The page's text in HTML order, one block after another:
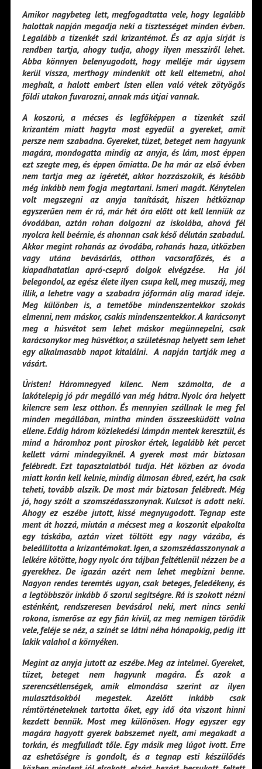
Amikor nagybeteg lett, megfogadtatta vele, hogy legalább
halottak napján megadja neki a tisztességet minden évben.
Legalább a tizenkét szál krizantémot. És az apja sírját is
rendben tartja, ahogy tudja, ahogy ilyen messziről lehet.
Abba könnyen belenyugodott, hogy melléje már úgysem
kerül vissza, merthogy mindenkit ott kell eltemetni, ahol
meghalt, a halott embert Isten ellen való vétek zötyögős
földi utakon fuvarozni, annak más útjai vannak.
A koszorú, a mécses és legfőképpen a tizenkét szál
krizantém miatt hagyta most egyedül a gyereket, amit
persze nem szabadna. Gyereket, tüzet, beteget nem hagyunk
magára, mondogatta mindig az anyja, és lám, most éppen
ezt szegte meg, és éppen őmiatta. De ha már az első évben
nem tartja meg az ígéretét, akkor hozzászokik, és később
még inkább nem fogja megtartani. Ismeri magát. Kénytelen
volt megszegni az anyja tanítását, hiszen hétköznap
egyszerűen nem ér rá, már hét óra előtt ott kell lenniük az
óvodában, aztán rohan dolgozni az iskolába, ahová fél
nyolcra kell beérnie, és ahonnan csak késő délután szabadul.
Akkor megint rohanás az óvodába, rohanás haza, útközben
vagy utána bevásárlás, otthon vacsorafőzés, és a
kiapadhatatlan apró-cseprő dolgok elvégzése. Ha jól
belegondol, az egész élete ilyen csupa kell, meg muszáj, meg
illik, a lehetre vagy a szabadra jóformán alig marad ideje.
Meg különben is, a temetőbe mindenszentekkor szokás
elmenni, nem máskor, csakis mindenszentekkor. A karácsonyt
meg a húsvétot sem lehet máskor megünnepelni, csak
karácsonykor meg húsvétkor, a születésnap helyett sem lehet
egy alkalmasabb napot kitalálni. A napján tartják meg a
vásárt.
Úristen! Háromnegyed kilenc. Nem számolta, de a
lakótelepig jó pár megálló van még hátra. Nyolc óra helyett
kilencre sem lesz otthon. És mennyien szállnak le meg fel
minden megállóban, mintha minden összeesküdött volna
ellene. Eddig három közlekedési lámpán mentek keresztül, és
mind a háromhoz pont piroskor értek, legalább két percet
kellett várni mindegyiknél. A gyerek most már biztosan
felébredt. Ezt tapasztalatból tudja. Hét közben az óvoda
miatt korán kell kelnie, mindig álmosan ébred, ezért, ha csak
teheti, tovább alszik. De most már biztosan felébredt. Még
jó, hogy szólt a szomszédasszonynak. Kulcsot is adott neki.
Ahogy ez eszébe jutott, kissé megnyugodott. Tegnap este
ment át hozzá, miután a mécsest meg a koszorút elpakolta
egy táskába, aztán vizet töltött egy nagy vázába, és
beleállította a krizantémokat. Igen, a szomszédasszonynak a
lelkére kötötte, hogy nyolc óra tájban feltétlenül nézzen be a
gyerekhez. De igazán azért nem lehet megbízni benne.
Nagyon rendes teremtés ugyan, csak beteges, feledékeny, és
a legtöbbször inkább ő szorul segítségre. Rá is szokott nézni
esténként, rendszeresen bevásárol neki, mert nincs senki
rokona, ismerőse az egy fián kívül, az meg nemigen törődik
vele, feléje se néz, a színét se látni néha hónapokig, pedig itt
lakik valahol a környéken.
Megint az anyja jutott az eszébe. Meg az intelmei. Gyereket,
tüzet, beteget nem hagyunk magára. És azok a
szerencsétlenségek, amik elmondása szerint az ilyen
mulasztásokból megestek. Azelőtt inkább csak
rémtörténeteknek tartotta őket, egy idő óta viszont hinni
kezdett bennük. Most meg különösen. Hogy egyszer egy
magára hagyott gyerek babszemet nyelt, ami megakadt a
torkán, és megfulladt tőle. Egy másik meg lúgot ivott. Erre
az eshetőségre is gondolt, és a tegnap esti készülődés